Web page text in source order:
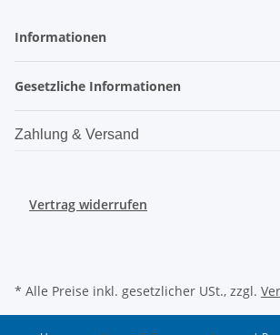
Informationen
Gesetzliche Informationen
Zahlung & Versand
Vertrag widerrufen
* Alle Preise inkl. gesetzlicher USt., zzgl.